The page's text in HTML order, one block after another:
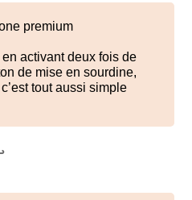
premium
activant deux fois de
de mise en sourdine,
tout aussi simple